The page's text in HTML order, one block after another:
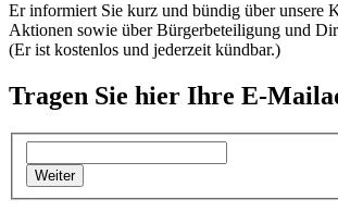
Er informiert Sie kurz und bündig über unsere
Aktionen sowie über Bürgerbeteiligung und
(Er ist kostenlos und jederzeit kündbar.)
Tragen Sie hier Ihre E-